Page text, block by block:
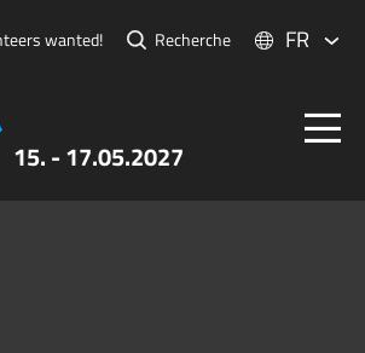
15. - 17.05.2027
wanted! Recherche FR